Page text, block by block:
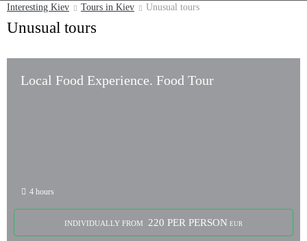
Interesting Kiev Tours in Kiev Unusual tours
Unusual tours
Local Food Experience. Food Tour
4 hours
INDIVIDUALLY FROM 220 PER PERSON EUR